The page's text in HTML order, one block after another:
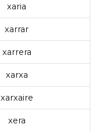
xaria
xarrar
xarrera
xarxa
xarxaire
xera